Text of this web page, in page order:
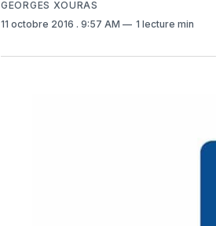
GEORGES XOURAS
11 octobre 2016 . 9:57 AM 1 lecture min